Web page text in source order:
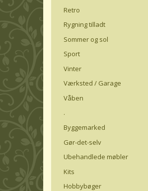
Retro
Rygning tilladt
Sommer og sol
Sport
Vinter
Værksted / Garage
Våben
.
Byggemarked
Gør-det-selv
Ubehandlede møbler
Kits
Hobbybøger